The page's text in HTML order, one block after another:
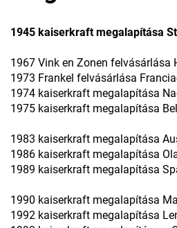
1945 kaiserkraftmegalapítása
1967 Vink en Zonen felvásárlása
1973 Frankel felvásárlása
1974 kaiserkraft megalapítása
1975 kaiserkraft megalapítása
1983 kaiserkraft megalapítása
1986 kaiserkraft megalapítása
1989 kaiserkraft megalapítása
1990 kaiserkraft megalapítása
1992 kaiserkraft megalapítása